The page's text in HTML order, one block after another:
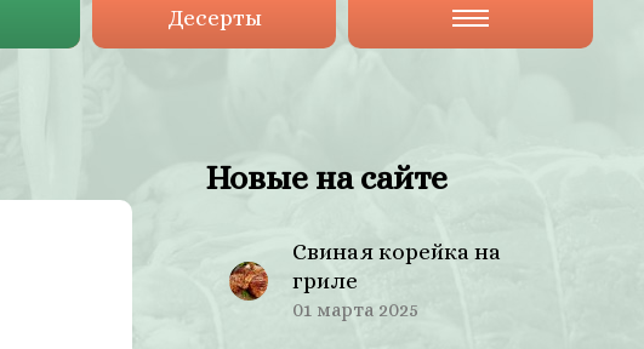
Десерты
Новые на сайте
Свиная корейка на
гриле
01 марта 2025